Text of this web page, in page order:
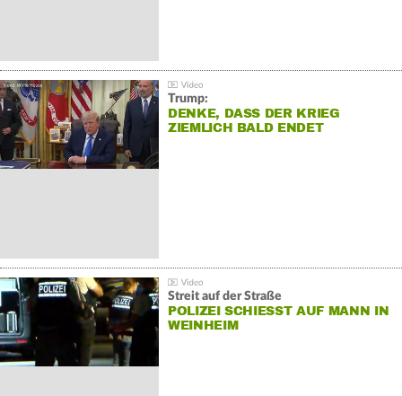
Trump:
DENKE, DASS DER KRIEG
ZIEMLICH BALD ENDET
Streit auf der Straße
POLIZEI SCHIESST AUF MANN IN W
EINHEIM